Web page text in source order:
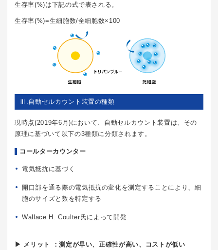
生存率(%)は下記の式で表される。
生存率(%)=生細胞数/全細胞数×100
Ⅲ.自動セルカウント装置の種類
現時点(2019年6月)において、自動セルカウント装置は、その
原理に基づいて以下の3種類に分類されます。
コールターカウンター
電気抵抗に基づく
開口部を通る際の電気抵抗の変化を測定することにより、細
胞のサイズと数を特定する
Wallace H. Coulter氏によって開発
▶ メリット ：測定が早い、正確性が高い、コストが低い